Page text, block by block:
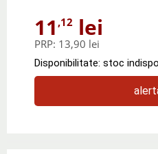
11 ,12 lei
PRP: 13,90 lei
Disponibilitate: stoc